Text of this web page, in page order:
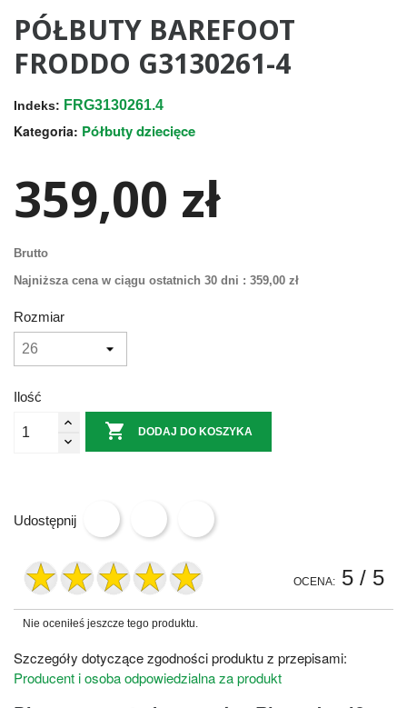
PÓŁBUTY BAREFOOT
FRODDO G3130261-4
Indeks: FRG3130261.4
Kategoria: Półbuty dziecięce
359,00 zł
Brutto
Najniższa cena w ciągu ostatnich 30 dni : 359,00 zł
Rozmiar
Ilość
 DODAJ DO KOSZYKA
Udostępnij
OCENA: 5 / 5
Nie oceniłeś jeszcze tego produktu.
Szczegóły dotyczące zgodności produktu z przepisami:
Producent i osoba odpowiedzialna za produkt